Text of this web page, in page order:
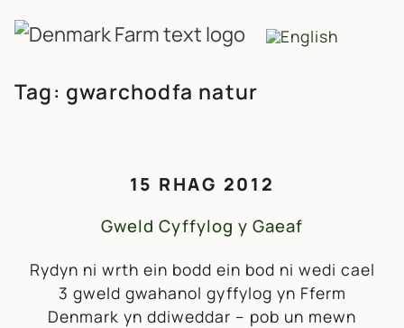
Neidio i'r cynnwys
PRIF LYWIO
Tag: gwarchodfa natur
15 RHAG 2012
Gweld Cyffylog y Gaeaf
Rydyn ni wrth ein bodd ein bod ni wedi cael
3 gweld gwahanol gyffylog yn Fferm
Denmark yn ddiweddar – pob un mewn